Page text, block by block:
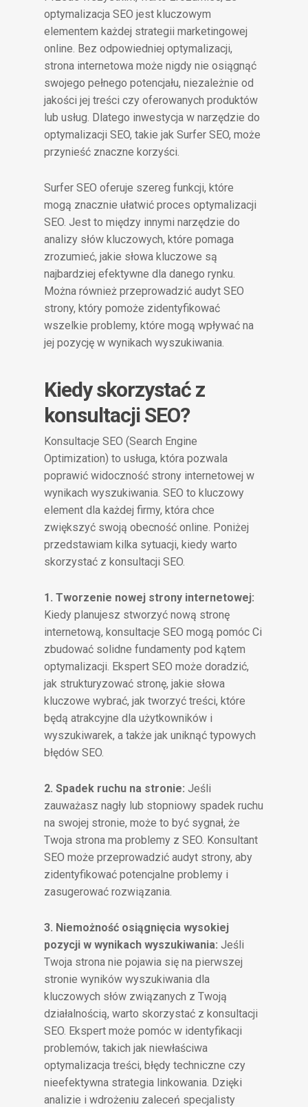
optymalizacja SEO jest kluczowym
elementem każdej strategii marketingowej
online. Bez odpowiedniej optymalizacji,
strona internetowa może nigdy nie osiągnąć
swojego pełnego potencjału, niezależnie od
jakości jej treści czy oferowanych produktów
lub usług. Dlatego inwestycja w narzędzie do
optymalizacji SEO, takie jak Surfer SEO, może
przynieść znaczne korzyści.
Surfer SEO oferuje szereg funkcji, które
mogą znacznie ułatwić proces optymalizacji
SEO. Jest to między innymi narzędzie do
analizy słów kluczowych, które pomaga
zrozumieć, jakie słowa kluczowe są
najbardziej efektywne dla danego rynku.
Można również przeprowadzić audyt SEO
strony, który pomoże zidentyfikować
wszelkie problemy, które mogą wpływać na
jej pozycję w wynikach wyszukiwania.
Kiedy skorzystać z
konsultacji SEO?
Konsultacje SEO (Search Engine
Optimization) to usługa, która pozwala
poprawić widoczność strony internetowej w
wynikach wyszukiwania. SEO to kluczowy
element dla każdej firmy, która chce
zwiększyć swoją obecność online. Poniżej
przedstawiam kilka sytuacji, kiedy warto
skorzystać z konsultacji SEO.
1. Tworzenie nowej strony internetowej:
Kiedy planujesz stworzyć nową stronę
internetową, konsultacje SEO mogą pomóc Ci
zbudować solidne fundamenty pod kątem
optymalizacji. Ekspert SEO może doradzić,
jak strukturyzować stronę, jakie słowa
kluczowe wybrać, jak tworzyć treści, które
będą atrakcyjne dla użytkowników i
wyszukiwarek, a także jak uniknąć typowych
błędów SEO.
2. Spadek ruchu na stronie: Jeśli
zauważasz nagły lub stopniowy spadek ruchu
na swojej stronie, może to być sygnał, że
Twoja strona ma problemy z SEO. Konsultant
SEO może przeprowadzić audyt strony, aby
zidentyfikować potencjalne problemy i
zasugerować rozwiązania.
3. Niemożność osiągnięcia wysokiej
pozycji w wynikach wyszukiwania: Jeśli
Twoja strona nie pojawia się na pierwszej
stronie wyników wyszukiwania dla
kluczowych słów związanych z Twoją
działalnością, warto skorzystać z konsultacji
SEO. Ekspert może pomóc w identyfikacji
problemów, takich jak niewłaściwa
optymalizacja treści, błędy techniczne czy
nieefektywna strategia linkowania. Dzięki
analizie i wdrożeniu zaleceń specjalisty